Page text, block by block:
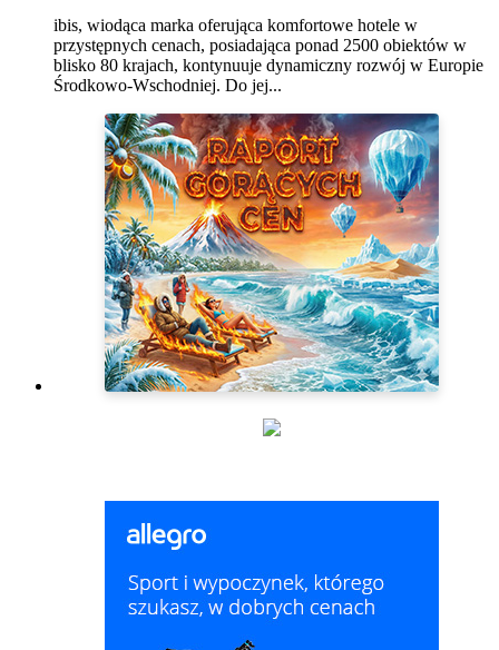
ibis, wiodąca marka oferująca komfortowe hotele w
przystępnych cenach, posiadająca ponad 2500 obiektów w
blisko 80 krajach, kontynuuje dynamiczny rozwój w Europie
Środkowo-Wschodniej. Do jej...